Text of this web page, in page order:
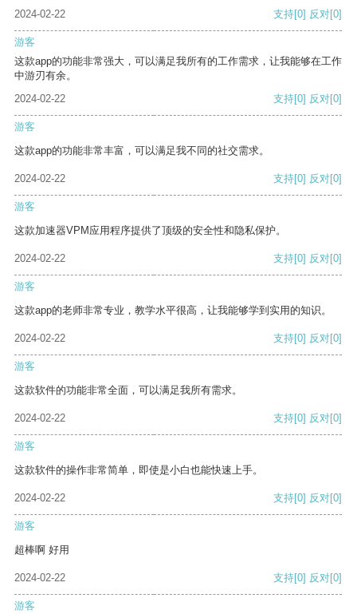
2024-02-22 支持[0] 反对[0]
游客
这款app的功能非常强大，可以满足我所有的工作需求，让我能够在工作
中游刃有余。
2024-02-22
支持[0] 反对[0]
游客
这款app的功能非常丰富，可以满足我不同的社交需求。
2024-02-22 支持[0] 反对[0]
游客
这款加速器VPM应用程序提供了顶级的安全性和隐私保护。
2024-02-22 支持[0] 反对[0]
游客
这款app的老师非常专业，教学水平很高，让我能够学到实用的知识。
2024-02-22 支持[0] 反对[0]
游客
这款软件的功能非常全面，可以满足我所有需求。
2024-02-22 支持[0] 反对[0]
游客
这款软件的操作非常简单，即使是小白也能快速上手。
2024-02-22 支持[0] 反对[0]
游客
超棒啊 好用
2024-02-22 支持[0] 反对[0]
游客